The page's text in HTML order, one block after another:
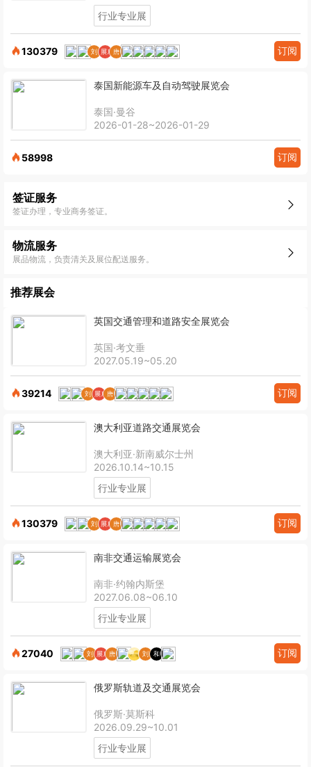
行业专业展
130379 订阅
泰国新能源车及自动驾驶展览会
泰国·曼谷
2026-01-28~2026-01-29
58998 订阅
签证服务
签证办理，专业商务签证。
物流服务
展品物流，负责清关及展位配送服务。
推荐展会
英国交通管理和道路安全展览会
英国·考文垂
2027.05.19~05.20
39214 订阅
澳大利亚道路交通展览会
澳大利亚·新南威尔士州
2026.10.14~10.15
行业专业展
130379 订阅
南非交通运输展览会
南非·约翰内斯堡
2027.06.08~06.10
行业专业展
27040 订阅
俄罗斯轨道及交通展览会
俄罗斯·莫斯科
2026.09.29~10.01
行业专业展